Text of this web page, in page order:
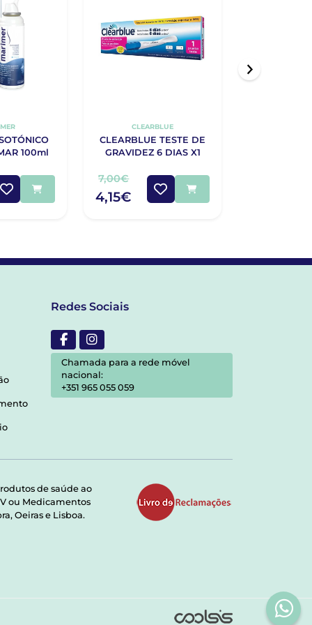
100ml
CLEARBLUE
CLEARBLUE TESTE DE
GRAVIDEZ 6 DIAS X1
7,00€
4,15€
Redes Sociais
Chamada para a rede móvel
nacional:
+351 965 055 059
de saúde ao
ou Medicamentos
Oeiras e Lisboa.